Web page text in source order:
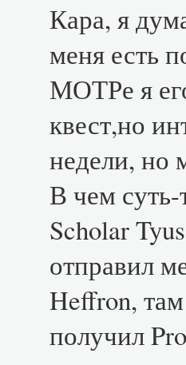
Кара, я
меня есть
МОТРе я
квест,но
недели, но
В чем
Scholar
отправил
Heffron,
получил